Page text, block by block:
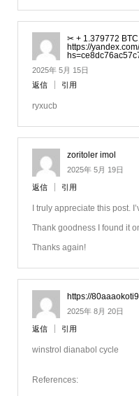
✂ + 1.379772
https://
2025年 5月 15日
返信
引用
ryxucb
zoritoler imol
2025年 5月 19日
返信 引用
I truly appreciate this post.
Thank goodness I found it
Thanks again!
https://
2025年 8月 20日
返信 引用
winstrol dianabol cycle
References: